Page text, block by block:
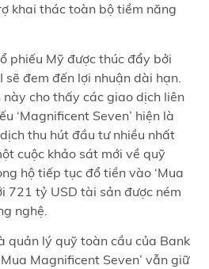
khai thác toàn bộ tiềm năng
phiếu Mỹ được thúc đẩy bởi
đem đến lợi nhuận dài hạn.
cho thấy các giao dịch liên
‘Magnificent Seven’ hiện là
thu hút đầu tư nhiều nhất
cuộc khảo sát mới về quỹ
hộ tiếp tục đổ tiền vào ‘Mua
721 tỷ USD tài sản được ném
nghệ.
quản lý quỹ toàn cầu của Bank
Magnificent Seven’ vẫn giữ